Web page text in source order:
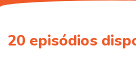
20 episódios